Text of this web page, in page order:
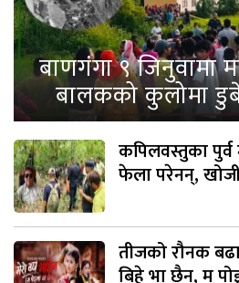
बाणगंगा ९ जिनुवामा
बालकको कुलोमा
कपिलवस्तुका
फेला परेनन्, खोजी
तीजको रौनक